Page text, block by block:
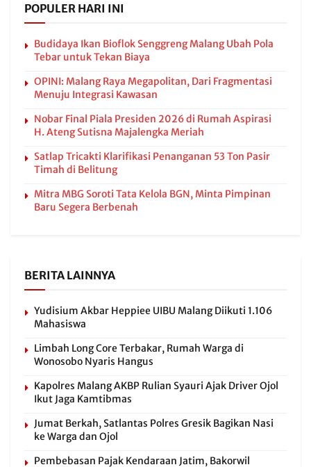
POPULER HARI INI
Budidaya Ikan Bioflok Senggreng Malang Ubah Pola
Tebar untuk Tekan Biaya
OPINI: Malang Raya Megapolitan, Dari Fragmentasi
Menuju Integrasi Kawasan
Nobar Final Piala Presiden 2026 di Rumah Aspirasi
H. Ateng Sutisna Majalengka Meriah
Satlap Tricakti Klarifikasi Penanganan 53 Ton Pasir
Timah di Belitung
Mitra MBG Soroti Tata Kelola BGN, Minta Pimpinan
Baru Segera Berbenah
BERITA LAINNYA
Yudisium Akbar Heppiee UIBU Malang Diikuti 1.106
Mahasiswa
Limbah Long Core Terbakar, Rumah Warga di
Wonosobo Nyaris Hangus
Kapolres Malang AKBP Rulian Syauri Ajak Driver Ojol
Ikut Jaga Kamtibmas
Jumat Berkah, Satlantas Polres Gresik Bagikan Nasi
ke Warga dan Ojol
Pembebasan Pajak Kendaraan Jatim, Bakorwil